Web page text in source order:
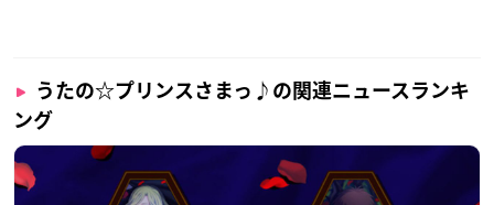
うたの☆プリンスさまっ♪の関連ニュースランキ
ング